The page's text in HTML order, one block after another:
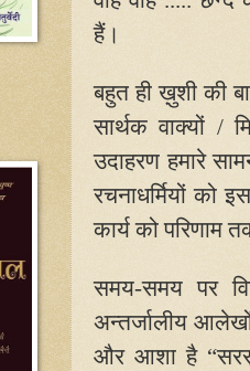
हैं।
बहुत ही ख़ुशी की
सार्थक वाक्यों /
उदाहरण हमारे
रचनाधर्मियों को
कार्य को
समय-समय पर
अन्तर्जालीय
और आशा है